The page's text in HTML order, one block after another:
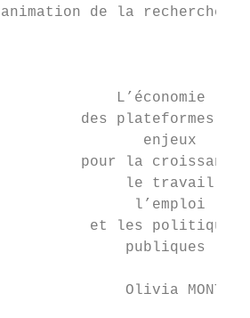
de la recherche,
L’économie
des plateformes :
enjeux
pour la croissance,
le travail,
l’emploi
et les politiques
publiques
Olivia MONTEL